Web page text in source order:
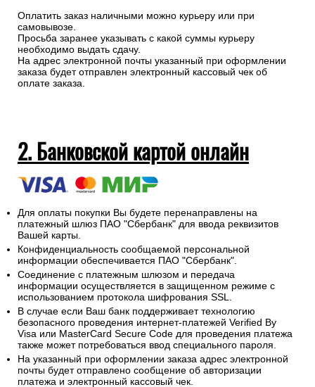
Оплатить заказ наличными можно курьеру или при
самовывозе.
Просьба заранее указывать с какой суммы курьеру
необходимо выдать сдачу.
На адрес электронной почты указанный при оформлении
заказа будет отправлен электронный кассовый чек об
оплате заказа.
2. Банковской картой онлайн
Для оплаты покупки Вы будете перенаправлены на
платежный шлюз ПАО "Сбербанк" для ввода реквизитов
Вашей карты.
Конфиденциальность сообщаемой персональной
информации обеспечивается ПАО "Сбербанк".
Соединение с платежным шлюзом и передача
информации осуществляется в защищенном режиме с
использованием протокола шифрования SSL.
В случае если Ваш банк поддерживает технологию
безопасного проведения интернет-платежей Verified By
Visa или MasterCard Secure Code для проведения платежа
также может потребоваться ввод специального пароля.
На указанный при оформлении заказа адрес электронной
почты будет отправлено сообщение об авторизации
платежа и электронный кассовый чек.